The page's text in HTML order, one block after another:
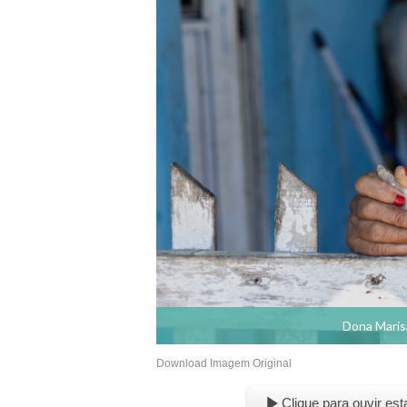
Dona
Download Imagem Original
Clique para ouvir